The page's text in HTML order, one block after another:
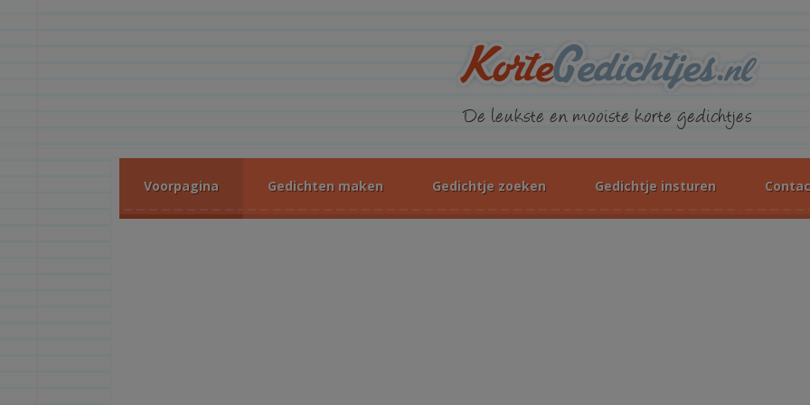
De leukste en mooiste korte gedichtjes
Voorpagina Gedichten maken Gedichtje zoeken Gedichtje insturen